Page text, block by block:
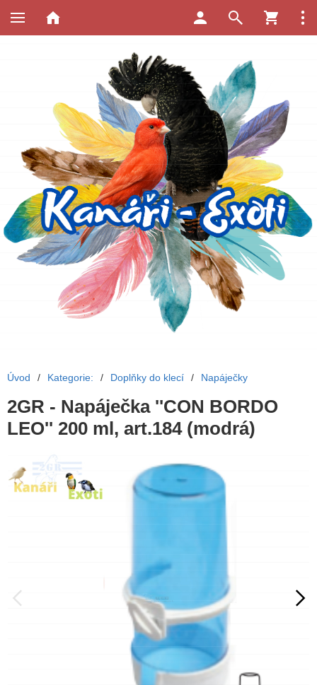
Úvod / Kategorie: / Doplňky do klecí / Napáječky
2GR - Napáječka ''CON BORDO
LEO'' 200 ml, art.184 (modrá)